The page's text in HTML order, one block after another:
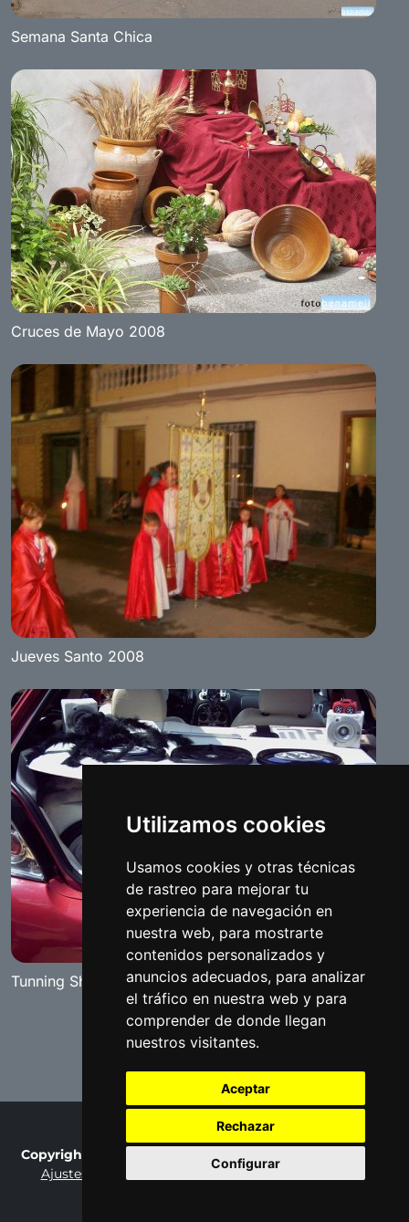
Utilizamos cookies
Usamos cookies y otras técnicas
de rastreo para mejorar tu
experiencia de navegación en
nuestra web, para mostrarte
contenidos personalizados y
anuncios adecuados, para analizar
el tráfico en nuestra web y para
comprender de donde llegan
nuestros visitantes.
Aceptar
Rechazar
Configurar
Semana Santa Chica
Cruces de Mayo 2008
Jueves Santo 2008
Tunning Show "The Red Diamand" Benameji 2007
Copyright © 2007-2026 Fotobenamejí / Made by
Ajustes de cookies
Privacy Policy